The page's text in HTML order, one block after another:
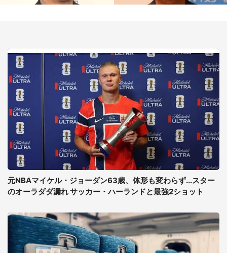
元NBAマイケル・ジョーダン63歳、体形も変わらず...スター
のオーラダダ漏れ サッカー・ハーランドと最強2ショット